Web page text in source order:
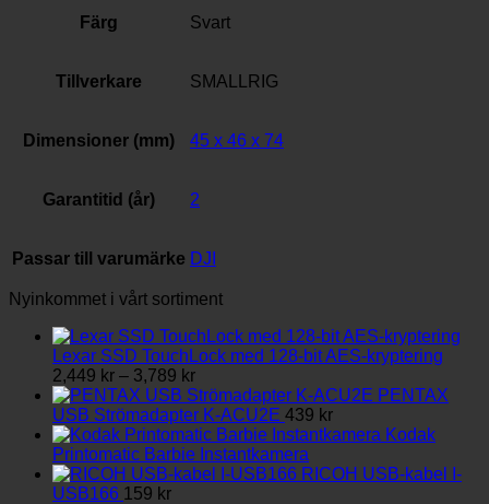
Färg Svart
Tillverkare SMALLRIG
Dimensioner (mm) 45 x 46 x 74
Garantitid (år) 2
Passar till varumärke DJI
Nyinkommet i vårt sortiment
Lexar SSD TouchLock med 128-bit AES-kryptering
2,449 kr – 3,789 krPrisintervall:
2,449 kr
till
3,789 kr
PENTAX
USB Strömadapter K-ACU2E 439 kr
Kodak
Printomatic Barbie Instantkamera
RICOH USB-kabel I-
USB166 159 kr